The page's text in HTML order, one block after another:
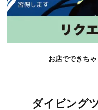
お店でできち
ダイビング